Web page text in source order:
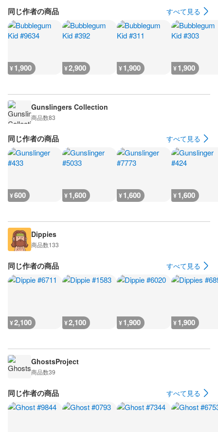
同じ作者の商品 すべて見る
¥1,900 ¥2,900 ¥1,900 ¥1,900
Gunslingers Collection
商品数83
同じ作者の商品 すべて見る
¥600 ¥1,600 ¥1,600 ¥1,600
Dippies
商品数133
同じ作者の商品 すべて見る
¥2,100 ¥2,100 ¥1,900 ¥1,900
GhostsProject
商品数39
同じ作者の商品 すべて見る